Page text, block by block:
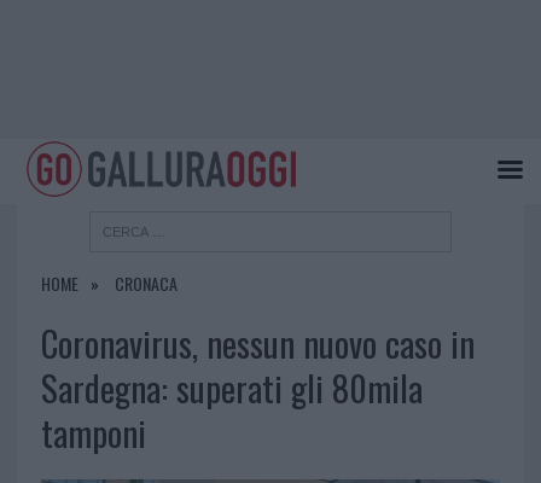
HOME CRONACA
Coronavirus, nessun nuovo caso in
Sardegna: superati gli 80mila
tamponi